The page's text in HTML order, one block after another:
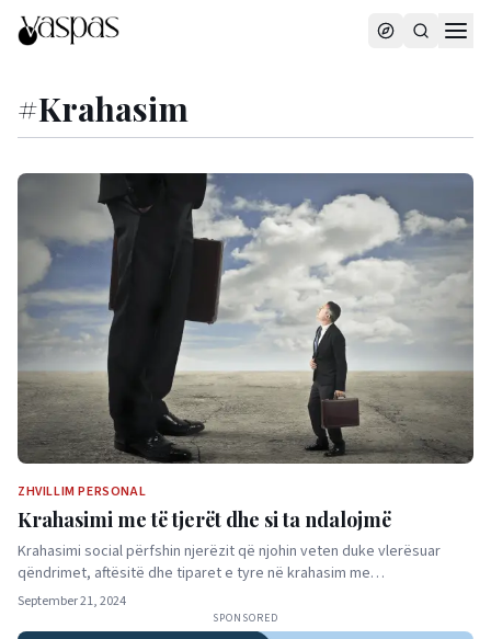
#Krahasim
ZHVILLIM PERSONAL
Krahasimi me të tjerët dhe si ta ndalojmë
Krahasimi social përfshin njerëzit që njohin veten duke vlerësuar
qëndrimet, aftësitë dhe tiparet e tyre në krahasim me…
September 21, 2024
SPONSORED